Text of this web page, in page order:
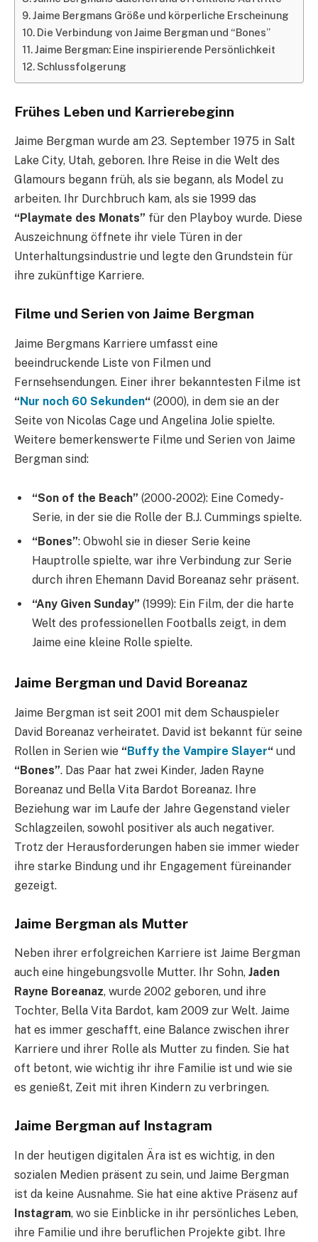
Jaime Bergmans Größe und körperliche Erscheinung
Die Verbindung von Jaime Bergman und “Bones”
Jaime Bergman: Eine inspirierende Persönlichkeit
Schlussfolgerung
Frühes Leben und Karrierebeginn
Jaime Bergman wurde am 23. September 1975 in Salt
Lake City, Utah, geboren. Ihre Reise in die Welt des
Glamours begann früh, als sie begann, als Model zu
arbeiten. Ihr Durchbruch kam, als sie 1999 das
“Playmate des Monats” für den Playboy wurde. Diese
Auszeichnung öffnete ihr viele Türen in der
Unterhaltungsindustrie und legte den Grundstein für
ihre zukünftige Karriere.
Filme und Serien von Jaime Bergman
Jaime Bergmans Karriere umfasst eine
beeindruckende Liste von Filmen und
Fernsehsendungen. Einer ihrer bekanntesten Filme ist
“Nur noch 60 Sekunden“ (2000), in dem sie an der
Seite von Nicolas Cage und Angelina Jolie spielte.
Weitere bemerkenswerte Filme und Serien von Jaime
Bergman sind:
“Son of the Beach” (2000-2002): Eine Comedy-
Serie, in der sie die Rolle der B.J. Cummings spielte.
“Bones”: Obwohl sie in dieser Serie keine
Hauptrolle spielte, war ihre Verbindung zur Serie
durch ihren Ehemann David Boreanaz sehr präsent.
“Any Given Sunday” (1999): Ein Film, der die harte
Welt des professionellen Footballs zeigt, in dem
Jaime eine kleine Rolle spielte.
Jaime Bergman und David Boreanaz
Jaime Bergman ist seit 2001 mit dem Schauspieler
David Boreanaz verheiratet. David ist bekannt für seine
Rollen in Serien wie “Buffy the Vampire Slayer“ und
“Bones”. Das Paar hat zwei Kinder, Jaden Rayne
Boreanaz und Bella Vita Bardot Boreanaz. Ihre
Beziehung war im Laufe der Jahre Gegenstand vieler
Schlagzeilen, sowohl positiver als auch negativer.
Trotz der Herausforderungen haben sie immer wieder
ihre starke Bindung und ihr Engagement füreinander
gezeigt.
Jaime Bergman als Mutter
Neben ihrer erfolgreichen Karriere ist Jaime Bergman
auch eine hingebungsvolle Mutter. Ihr Sohn, Jaden
Rayne Boreanaz, wurde 2002 geboren, und ihre
Tochter, Bella Vita Bardot, kam 2009 zur Welt. Jaime
hat es immer geschafft, eine Balance zwischen ihrer
Karriere und ihrer Rolle als Mutter zu finden. Sie hat
oft betont, wie wichtig ihr ihre Familie ist und wie sie
es genießt, Zeit mit ihren Kindern zu verbringen.
Jaime Bergman auf Instagram
In der heutigen digitalen Ära ist es wichtig, in den
sozialen Medien präsent zu sein, und Jaime Bergman
ist da keine Ausnahme. Sie hat eine aktive Präsenz auf
Instagram, wo sie Einblicke in ihr persönliches Leben,
ihre Familie und ihre beruflichen Projekte gibt. Ihre